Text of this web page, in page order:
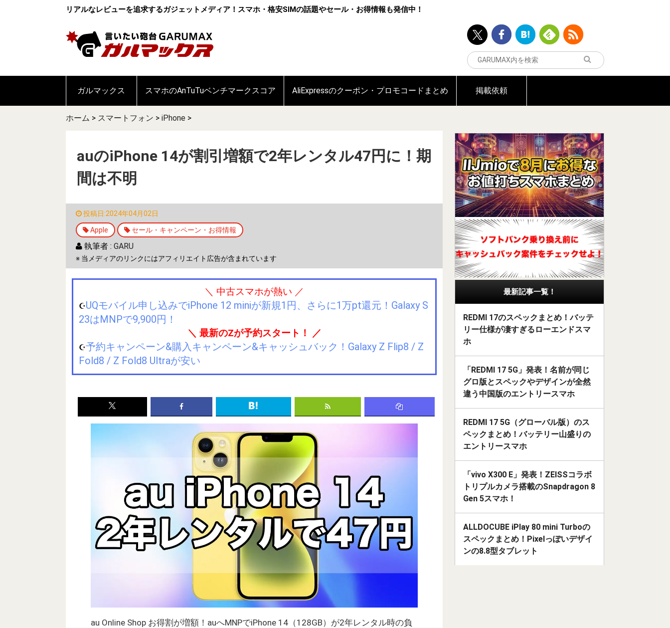
リアルなレビューを追求するガジェットメディア！スマホ・格安SIMの話題やセール・お得情報も発信中！
ガルマックス スマホのAnTuTuベンチマークスコア AliExpressのクーポン・プロモコードまとめ 掲載依頼
ホーム > スマートフォン > iPhone >
auのiPhone 14が割引増額で2年レンタル47円に！期
間は不明
投稿日:2024年04月02日
Apple セール・キャンペーン・お得情報
執筆者 : GARU
※ 当メディアのリンクにはアフィリエイト広告が含まれています
＼ 中古スマホが熱い ／
☪️UQモバイル申し込みでiPhone 12 miniが新規1円、さらに1万pt還元！Galaxy S
23はMNPで9,900円！
＼ 最新のZが予約スタート！ ／
☪️予約キャンペーン&購入キャンペーン&キャッシュバック！Galaxy Z Flip8 / Z
Fold8 / Z Fold8 Ultraが安い
au Online Shop お得割が増額！auへMNPでiPhone 14（128GB）が2年レンタル時の負
最新記事一覧！
REDMI 17のスペックまとめ！バッテ
リー仕様が凄すぎるローエンドスマ
ホ
「REDMI 17 5G」発表！名前が同じ
グロ版とスペックやデザインが全然
違う中国版のエントリースマホ
REDMI 17 5G（グローバル版）のス
ペックまとめ！バッテリー山盛りの
エントリースマホ
「vivo X300 E」発表！ZEISSコラボ
トリプルカメラ搭載のSnapdragon 8
Gen 5スマホ！
ALLDOCUBE iPlay 80 mini Turboの
スペックまとめ！Pixelっぽいデザイ
ンの8.8型タブレット